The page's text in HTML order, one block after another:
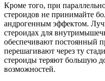
Кроме того, при
стероидов не принимайте
андрогенным эффектом.
стероидах для
обеспечивают постоянный
перешагивают через ту
стероиды теряют большую
возможностей.